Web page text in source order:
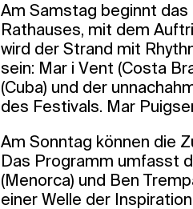
Am Samstag beginnt
Rathauses, mit dem
wird der Strand mit
sein: Mar i Vent (Costa
(Cuba) und der
des Festivals. Mar
Am Sonntag können die
Das Programm umfasst
(Menorca) und Ben
einer Welle der